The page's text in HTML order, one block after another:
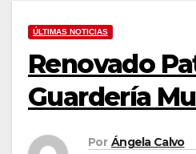
ÚLTIMAS NOTICIAS
Renovado
Guardería
Por Ángela Calvo